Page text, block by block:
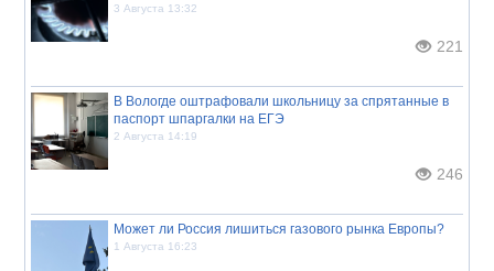
3 Августа 13:32
221
В Вологде оштрафовали школьницу за спрятанные в
паспорт шпаргалки на ЕГЭ
2 Августа 14:19
246
Может ли Россия лишиться газового рынка Европы?
1 Августа 16:23